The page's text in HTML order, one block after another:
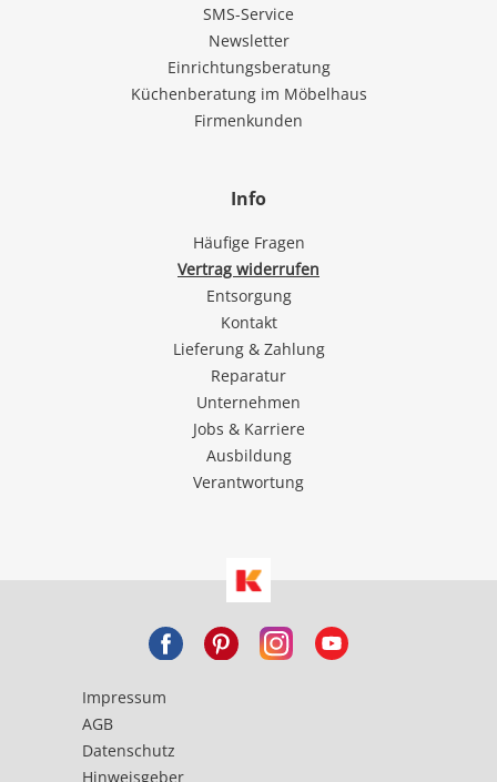
SMS-Service
Newsletter
Einrichtungsberatung
Küchenberatung im Möbelhaus
Firmenkunden
Info
Häufige Fragen
Vertrag widerrufen
Entsorgung
Kontakt
Lieferung & Zahlung
Reparatur
Unternehmen
Jobs & Karriere
Ausbildung
Verantwortung
Impressum
AGB
Datenschutz
Hinweisgeber